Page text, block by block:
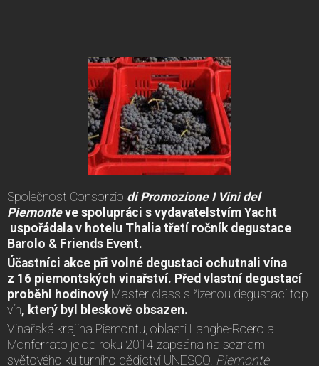
Společnost Consorzio di Promozione I Vini del
Piemonteve spolupráci s vydavatelstvím Yacht
uspořádala v hotelu Thalia třetí ročník degustace
Barolo & Friends Event.
Účastníci akce při volné degustaci ochutnali vína
z 16 piemontských vinařství. Před vlastní degustací
proběhl hodinový Master class s řízenou degustací top
vín, který byl bleskově obsazen.
Vinařská krajina Piemontu, oblasti Langhe-Roero a
Monferrato je od roku 2014 zapsána na seznam
světového kulturního dědictví UNESCO. Piemonte